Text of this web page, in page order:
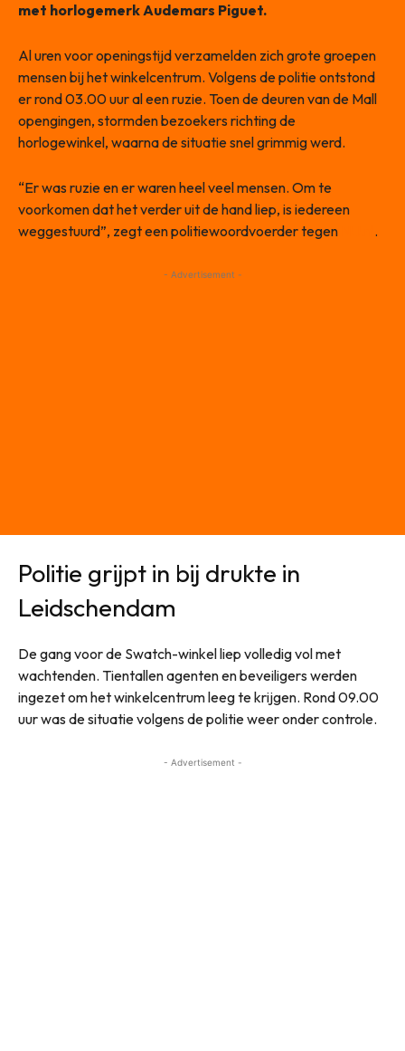
met horlogemerk Audemars Piguet.
Al uren voor openingstijd verzamelden zich grote groepen
mensen bij het winkelcentrum. Volgens de politie ontstond
er rond 03.00 uur al een ruzie. Toen de deuren van de Mall
opengingen, stormden bezoekers richting de
horlogewinkel, waarna de situatie snel grimmig werd.
“Er was ruzie en er waren heel veel mensen. Om te
voorkomen dat het verder uit de hand liep, is iedereen
weggestuurd”, zegt een politiewoordvoerder tegen
.
- Advertisement -
Politie grijpt in bij drukte in
Leidschendam
De gang voor de Swatch-winkel liep volledig vol met
wachtenden. Tientallen agenten en beveiligers werden
ingezet om het winkelcentrum leeg te krijgen. Rond 09.00
uur was de situatie volgens de politie weer onder controle.
- Advertisement -